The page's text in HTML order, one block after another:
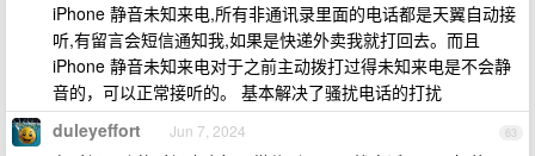
iPhone 静音未知来电,所有非通讯录里面的电话都是天翼自动接
听,有留言会短信通知我,如果是快递外卖我就打回去。而且
iPhone 静音未知来电对于之前主动拨打过得未知来电是不会静
音的，可以正常接听的。 基本解决了骚扰电话的打扰
63
duleyeffort Jun 7, 2024